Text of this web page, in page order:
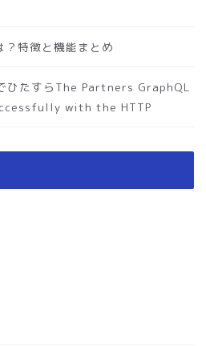
特徴と機能まとめ
たすらThe Partners GraphQL
with the HTTP